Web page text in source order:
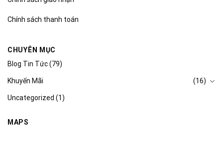
Chính sách thanh toán
CHUYÊN MỤC
Blog Tin Tức(79)
Khuyến Mãi (16)
Uncategorized (1)
MAPS